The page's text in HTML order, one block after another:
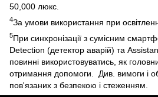
50,000 люкс.
4За умови використання при
5При синхронізації з сумісним
Detection (детектор аварій) та
повинні використовуватись, як
отримання допомоги. Див. вимоги і
пов'язаних з безпекою і стеженням.